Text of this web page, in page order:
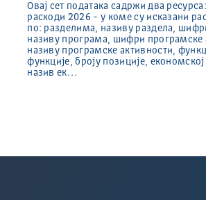
Овај сет података садржи два
расходи 2026 - у коме су исказани
по: разделима, називу раздела,
називу програма, шифри програмске
називу програмске активности,
функције, броју позиције, економској
назив ек…